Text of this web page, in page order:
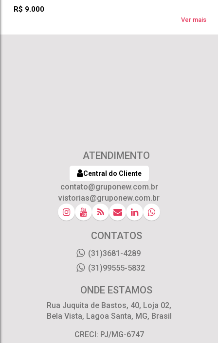
R$ 9.000
Ver mais
ATENDIMENTO
Central do Cliente
contato@gruponew.com.br
vistorias@gruponew.com.br
CONTATOS
(31)3681-4289
(31)99555-5832
ONDE ESTAMOS
Rua Juquita de Bastos, 40, Loja 02,
Bela Vista, Lagoa Santa, MG, Brasil
CRECI: PJ/MG-6747